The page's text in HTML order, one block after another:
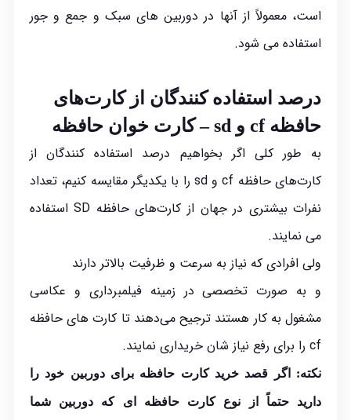
است، معمولاً از آنها در دوربین های سبک و جمع و جور
استفاده می شود.
درصد استفاده کنندگان از کارت‌های
حافظه cf و sd – کارت خوان حافظه
به طور کلی اگر بخواهیم درصد استفاده کنندگان از
کارت‌های حافظه cf و sd را با یکدیگر مقایسه کنیم، تعداد
نفرات بیشتری در جهان از کارت‌های حافظه SD استفاده
می نمایند.
ولی افرادی که نیاز به سرعت و ظرفیت بالاتر دارند
و به صورت تخصصی در زمینه فیلمبرداری و عکاسی
مشغول به کار هستند ترجیح می‌دهند تا کارت های حافظه
cf را برای رفع نیاز شان خریداری نمایند.
نکته: اگر قصد خرید کارت حافظه برای دوربین خود را
دارید حتماً از نوع کارت حافظه ای که دوربین شما